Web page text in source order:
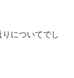
についてでし